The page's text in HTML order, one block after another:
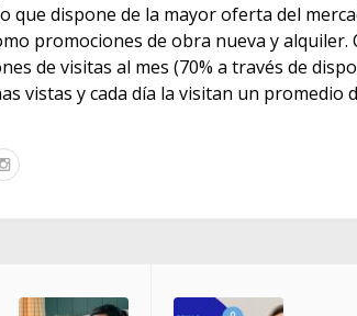
que dispone de la mayor oferta del
promociones de obra nueva y alquiler.
de visitas al mes (70% a través de
vistas y cada día la visitan un promedio